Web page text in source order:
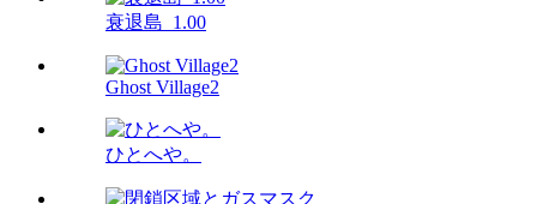
衰退島_1.00
Ghost Village2
ひとへや。